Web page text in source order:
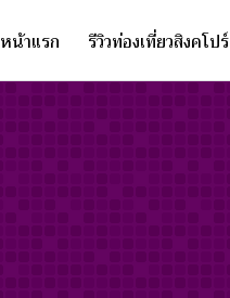
หน้าแรก รีวิวท่องเที่ยวสิงคโปร์